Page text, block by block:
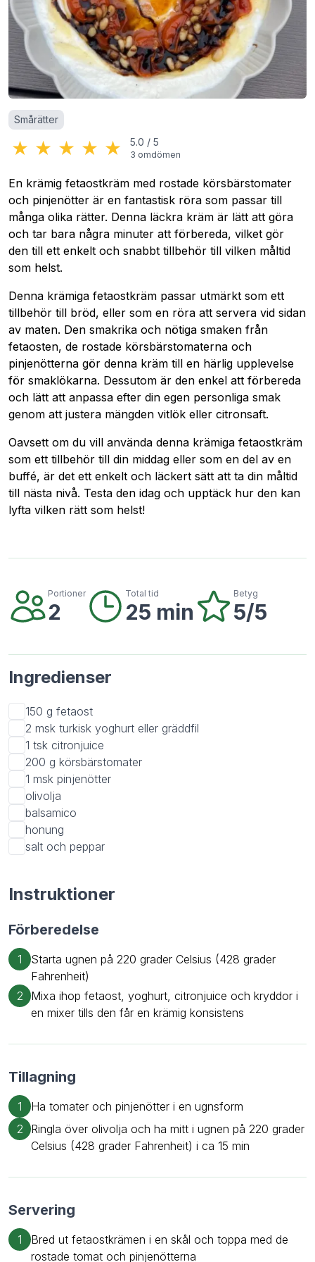
Kategorier :
Smårätter
★ ★ ★ ★ ★ 5.0 / 5
3 omdömen
En krämig fetaostkräm med rostade körsbärstomater
och pinjenötter är en fantastisk röra som passar till
många olika rätter. Denna läckra kräm är lätt att göra
och tar bara några minuter att förbereda, vilket gör
den till ett enkelt och snabbt tillbehör till vilken måltid
som helst.
Denna krämiga fetaostkräm passar utmärkt som ett
tillbehör till bröd, eller som en röra att servera vid sidan
av maten. Den smakrika och nötiga smaken från
fetaosten, de rostade körsbärstomaterna och
pinjenötterna gör denna kräm till en härlig upplevelse
för smaklökarna. Dessutom är den enkel att förbereda
och lätt att anpassa efter din egen personliga smak
genom att justera mängden vitlök eller citronsaft.
Oavsett om du vill använda denna krämiga fetaostkräm
som ett tillbehör till din middag eller som en del av en
buffé, är det ett enkelt och läckert sätt att ta din måltid
till nästa nivå. Testa den idag och upptäck hur den kan
lyfta vilken rätt som helst!
Portioner
2
Total tid
25 min
Betyg
5/5
Ingredienser
150 g fetaost
2 msk turkisk yoghurt eller gräddfil
1 tsk citronjuice
200 g körsbärstomater
1 msk pinjenötter
olivolja
balsamico
honung
salt och peppar
Instruktioner
Förberedelse
1
Starta ugnen på 220 grader Celsius (428 grader
Fahrenheit)
2
Mixa ihop fetaost, yoghurt, citronjuice och kryddor i
en mixer tills den får en krämig konsistens
Tillagning
1
Ha tomater och pinjenötter i en ugnsform
2
Ringla över olivolja och ha mitt i ugnen på 220 grader
Celsius (428 grader Fahrenheit) i ca 15 min
Servering
1
Bred ut fetaostkrämen i en skål och toppa med de
rostade tomat och pinjenötterna